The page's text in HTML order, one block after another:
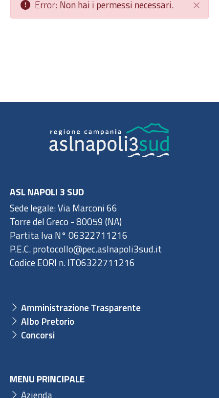
Chiudi
Error: Non hai i permessi necessari.
ASL NAPOLI 3 SUD
Sede legale: Via Marconi 66
Torre del Greco - 80059 (NA)
Partita Iva N° 06322711216
P.E.C. protocollo@pec.aslnapoli3sud.it
Codice EORI n. IT06322711216
Amministrazione Trasparente
Albo Pretorio
Concorsi
MENU PRINCIPALE
Azienda